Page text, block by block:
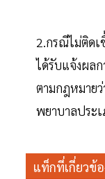
2.กรณีไม่ติดเ
ได้รับแจ้งผล
ตามกฎหมาย
พยาบาลประ
แท็กที่เกี่ยวข้